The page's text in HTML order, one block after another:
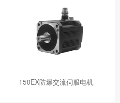
150EX防爆交流伺服电机